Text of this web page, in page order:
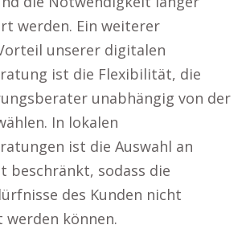
werden. Ein weiterer
unserer digitalen
ist die Flexibilität, die
unabhängig von der
In lokalen
ist die Auswahl an
beschränkt, sodass die
des Kunden nicht
können.